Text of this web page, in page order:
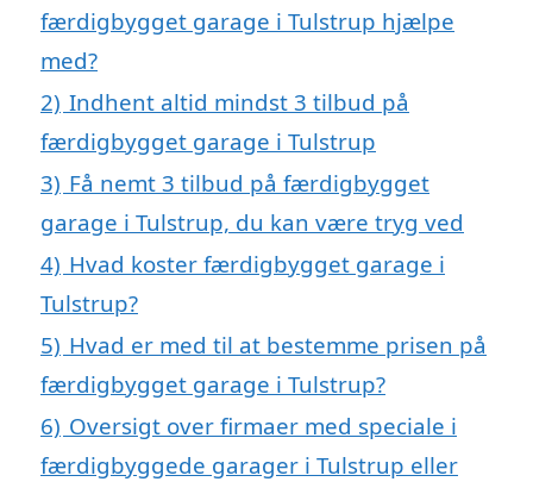
færdigbygget garage i Tulstrup hjælpe
med?
2) Indhent altid mindst 3 tilbud på
færdigbygget garage i Tulstrup
3) Få nemt 3 tilbud på færdigbygget
garage i Tulstrup, du kan være tryg ved
4) Hvad koster færdigbygget garage i
Tulstrup?
5) Hvad er med til at bestemme prisen på
færdigbygget garage i Tulstrup?
6) Oversigt over firmaer med speciale i
færdigbyggede garager i Tulstrup eller